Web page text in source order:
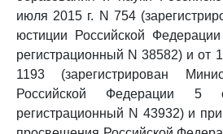
июля 2015 г. N 754
юстиции Российской
регистрационный N 38582) и от
1193 (зарегистрирован
Российской Федерации 5
регистрационный N 43932) и